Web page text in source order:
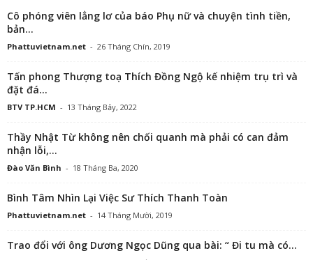
Cô phóng viên lẳng lơ của báo Phụ nữ và chuyện tình tiền,
bản...
Phattuvietnam.net - 26 Tháng Chín, 2019
Tấn phong Thượng toạ Thích Đồng Ngộ kế nhiệm trụ trì và
đặt đá...
BTV TP.HCM - 13 Tháng Bảy, 2022
Thầy Nhật Từ không nên chối quanh mà phải có can đảm
nhận lỗi,...
Đào Văn Bình - 18 Tháng Ba, 2020
Bình Tâm Nhìn Lại Việc Sư Thích Thanh Toàn
Phattuvietnam.net - 14 Tháng Mười, 2019
Trao đổi với ông Dương Ngọc Dũng qua bài: “ Đi tu mà có...